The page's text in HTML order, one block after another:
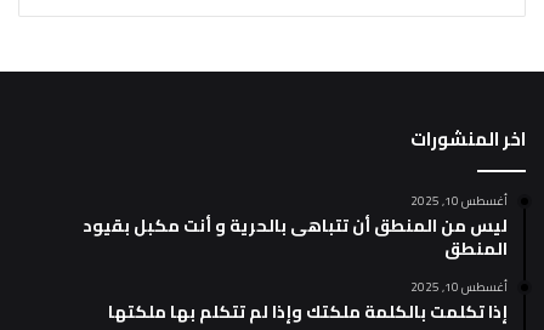
اخر المنشورات
أغسطس 10, 2025
ليس من المنطق أن تتباهى بالحرية و أنت مكبل بقيود
المنطق
أغسطس 10, 2025
إذا تكلمت بالكلمة ملكتك وإذا لم تتكلم بها ملكتها